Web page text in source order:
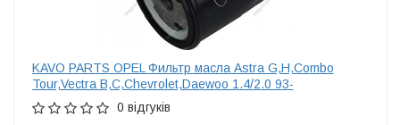
KAVO PARTS OPEL Фильтр масла Astra G,H,Combo
Tour,Vectra B,C,Chevrolet,Daewoo 1.4/2.0 93-
0 відгуків